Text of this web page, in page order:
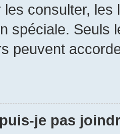
les consulter,
spéciale. Seuls
peuvent
je pas